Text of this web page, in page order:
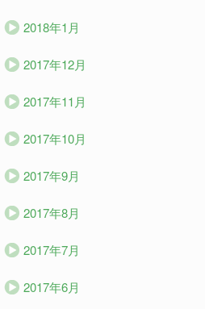
2018年1月
2017年12月
2017年11月
2017年10月
2017年9月
2017年8月
2017年7月
2017年6月